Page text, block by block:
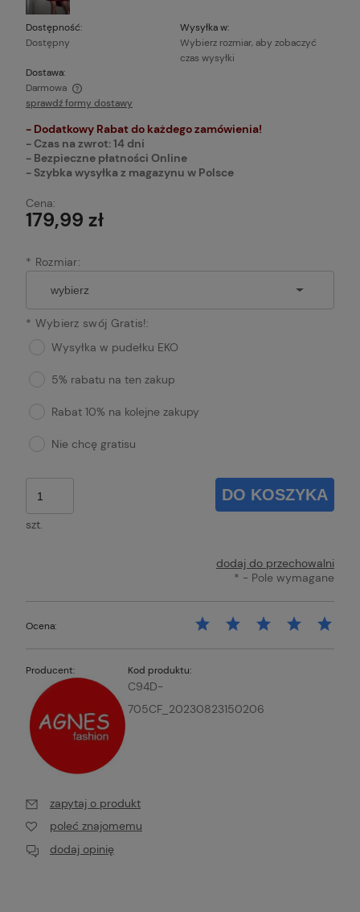
Dostępność:
Dostępny
Wysyłka w:
Wybierz rozmiar, aby zobaczyć
czas wysyłki
Dostawa:
Darmowa
Cena nie zawiera ewentualnych kosztów płatności
sprawdź formy dostawy
- Dodatkowy Rabat do każdego zamówienia!
- Czas na zwrot: 14 dni
- Bezpieczne płatności Online
- Szybka wysyłka z magazynu w Polsce
Cena:
179,99 zł
* Rozmiar:
* Wybierz swój Gratis!:
Wysyłka w pudełku EKO
5% rabatu na ten zakup
Rabat 10% na kolejne zakupy
Nie chcę gratisu
szt.
DO KOSZYKA
dodaj do przechowalni
* - Pole wymagane
Ocena:
Producent: Kod produktu:
C94D-
705CF_20230823150206
zapytaj o produkt
poleć znajomemu
dodaj opinię